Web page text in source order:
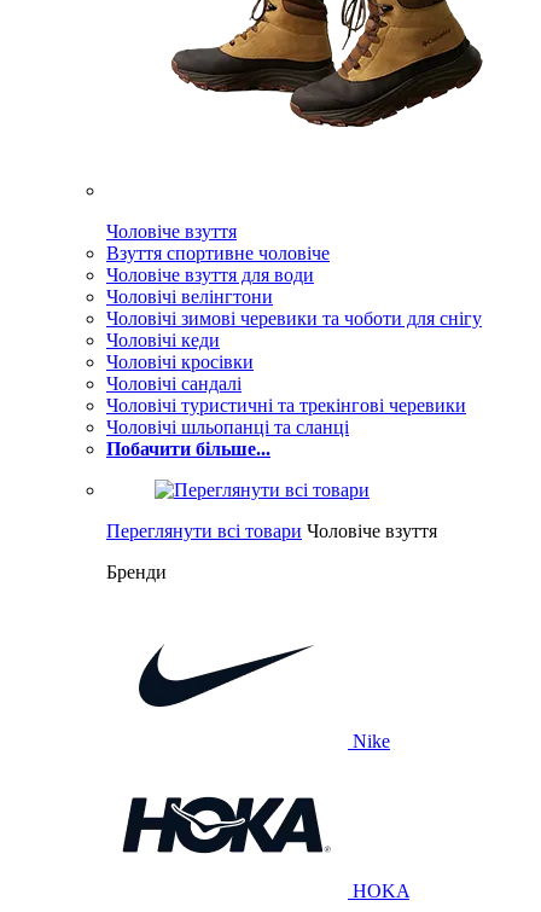
Чоловіче взуття
Взуття спортивне чоловіче
Чоловіче взуття для води
Чоловічі велінгтони
Чоловічі зимові черевики та чоботи для снігу
Чоловічі кеди
Чоловічі кросівки
Чоловічі сандалі
Чоловічі туристичні та трекінгові черевики
Чоловічі шльопанці та сланці
Побачити більше...
Переглянути всі товари Чоловіче взуття
Бренди
Nike
HOKA